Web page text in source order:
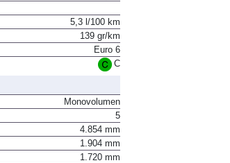
5,3 l/100 km
139 gr/km
Euro 6
C
Monovolumen
5
4.854 mm
1.904 mm
1.720 mm